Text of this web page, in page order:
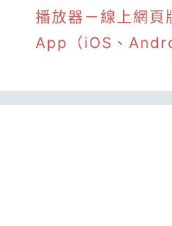
播放器－線上網頁
App（iOS、